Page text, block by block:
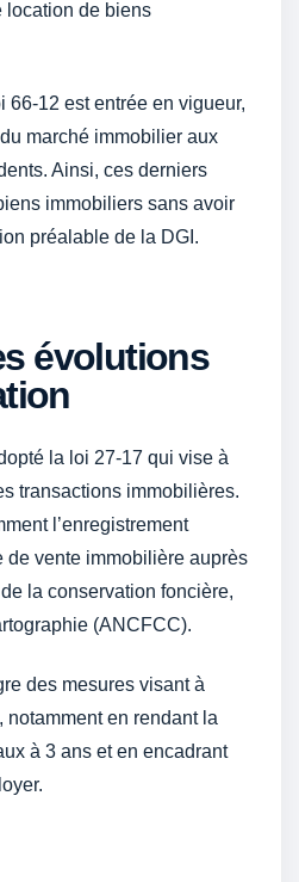
location de biens
66-12 est entrée en vigueur,
marché immobilier aux
Ainsi, ces derniers
immobiliers sans avoir
préalable de la DGI.
évolutions
la loi 27-17 qui vise à
transactions immobilières.
l’enregistrement
de vente immobilière auprès
la conservation foncière,
(ANCFCC).
des mesures visant à
notamment en rendant la
à 3 ans et en encadrant